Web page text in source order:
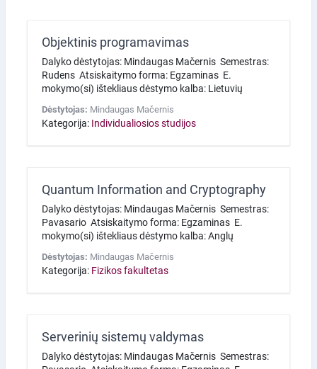
Objektinis programavimas
Dalyko dėstytojas: Mindaugas Mačernis Semestras:
Rudens Atsiskaitymo forma: Egzaminas E.
mokymo(si) ištekliaus dėstymo kalba: Lietuvių
Dėstytojas: Mindaugas Mačernis
Kategorija: Individualiosios studijos
Quantum Information and Cryptography
Dalyko dėstytojas: Mindaugas Mačernis Semestras:
Pavasario Atsiskaitymo forma: Egzaminas E.
mokymo(si) ištekliaus dėstymo kalba: Anglų
Dėstytojas: Mindaugas Mačernis
Kategorija: Fizikos fakultetas
Serverinių sistemų valdymas
Dalyko dėstytojas: Mindaugas Mačernis Semestras: